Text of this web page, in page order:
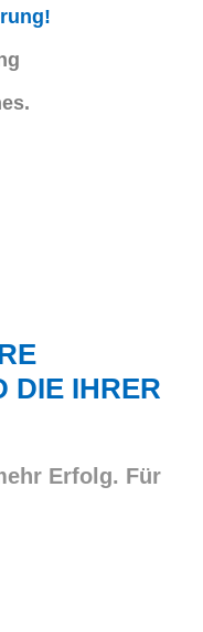
DIE IHRER
Erfolg. Für